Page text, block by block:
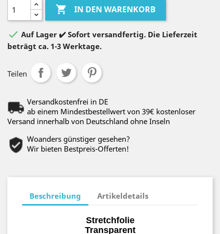
 IN DEN WARENKORB
 Auf Lager ✔️ Sofort versandfertig. Die Lieferzeit
beträgt ca. 1-3 Werktage.
Teilen
Versandkostenfrei in DE
ab einem Mindestbestellwert von 39€ kostenloser
Versand innerhalb von Deutschland ohne Inseln
Woanders günstiger gesehen?
Wir bieten Bestpreis-Offerten!
Beschreibung Artikeldetails
Stretchfolie
Transparent